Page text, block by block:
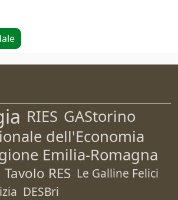
RIES GAStorino
dell'Economia
Emilia-Romagna
Tavolo RES Le Galline Felici
DESBri